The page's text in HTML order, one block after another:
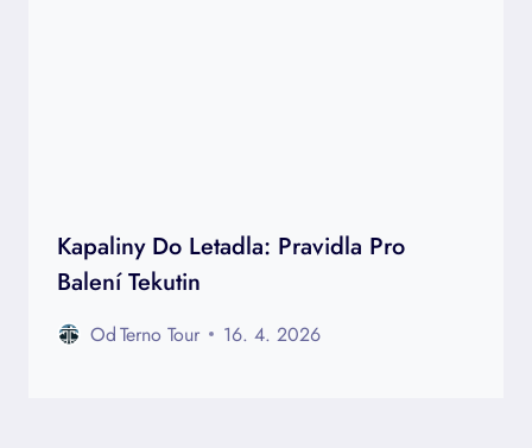
Kapaliny Do Letadla: Pravidla Pro
Balení Tekutin
OdTerno Tour 16. 4. 2026